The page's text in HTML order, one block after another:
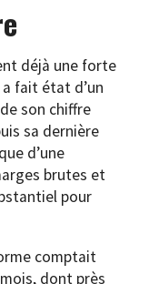
déjà une forte
fait état d’un
son chiffre
sa dernière
d’une
brutes et
pour
comptait
dont près